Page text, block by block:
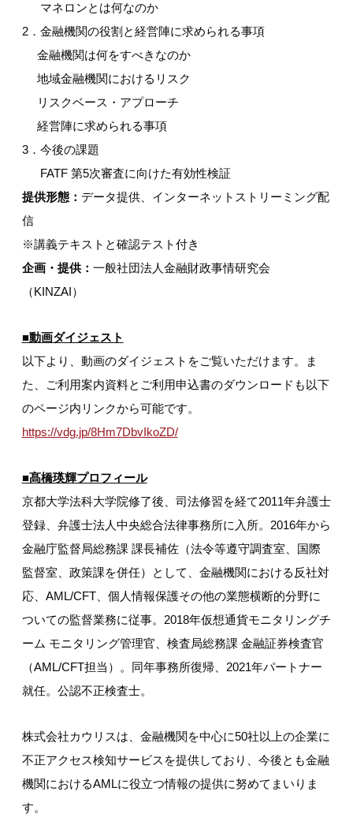
マネロンとは何なのか
2．金融機関の役割と経営陣に求められる事項
金融機関は何をすべきなのか
地域金融機関におけるリスク
リスクベース・アプローチ
経営陣に求められる事項
3．今後の課題
FATF 第5次審査に向けた有効性検証
提供形態： データ提供、インターネットストリーミング配
信
※講義テキストと確認テスト付き
企画・提供： 一般社団法人金融財政事情研究会
（KINZAI）
■動画ダイジェスト
以下より、動画のダイジェストをご覧いただけます。ま
た、ご利用案内資料とご利用申込書のダウンロードも以下
のページ内リンクから可能です。
https://vdg.jp/8Hm7DbvIkoZD/
■髙橋瑛輝プロフィール
京都大学法科大学院修了後、司法修習を経て2011年弁護士
登録、弁護士法人中央総合法律事務所に入所。2016年から
金融庁監督局総務課 課長補佐（法令等遵守調査室、国際
監督室、政策課を併任）として、金融機関における反社対
応、AML/CFT、個人情報保護その他の業態横断的分野に
ついての監督業務に従事。2018年仮想通貨モニタリングチ
ーム モニタリング管理官、検査局総務課 金融証券検査官
（AML/CFT担当）。同年事務所復帰、2021年パートナー
就任。公認不正検査士。
株式会社カウリスは、金融機関を中心に50社以上の企業に
不正アクセス検知サービスを提供しており、今後とも金融
機関におけるAMLに役立つ情報の提供に努めてまいりま
す。